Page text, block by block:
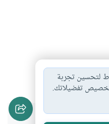
لتحسين تجربة
تفضيلاتك.